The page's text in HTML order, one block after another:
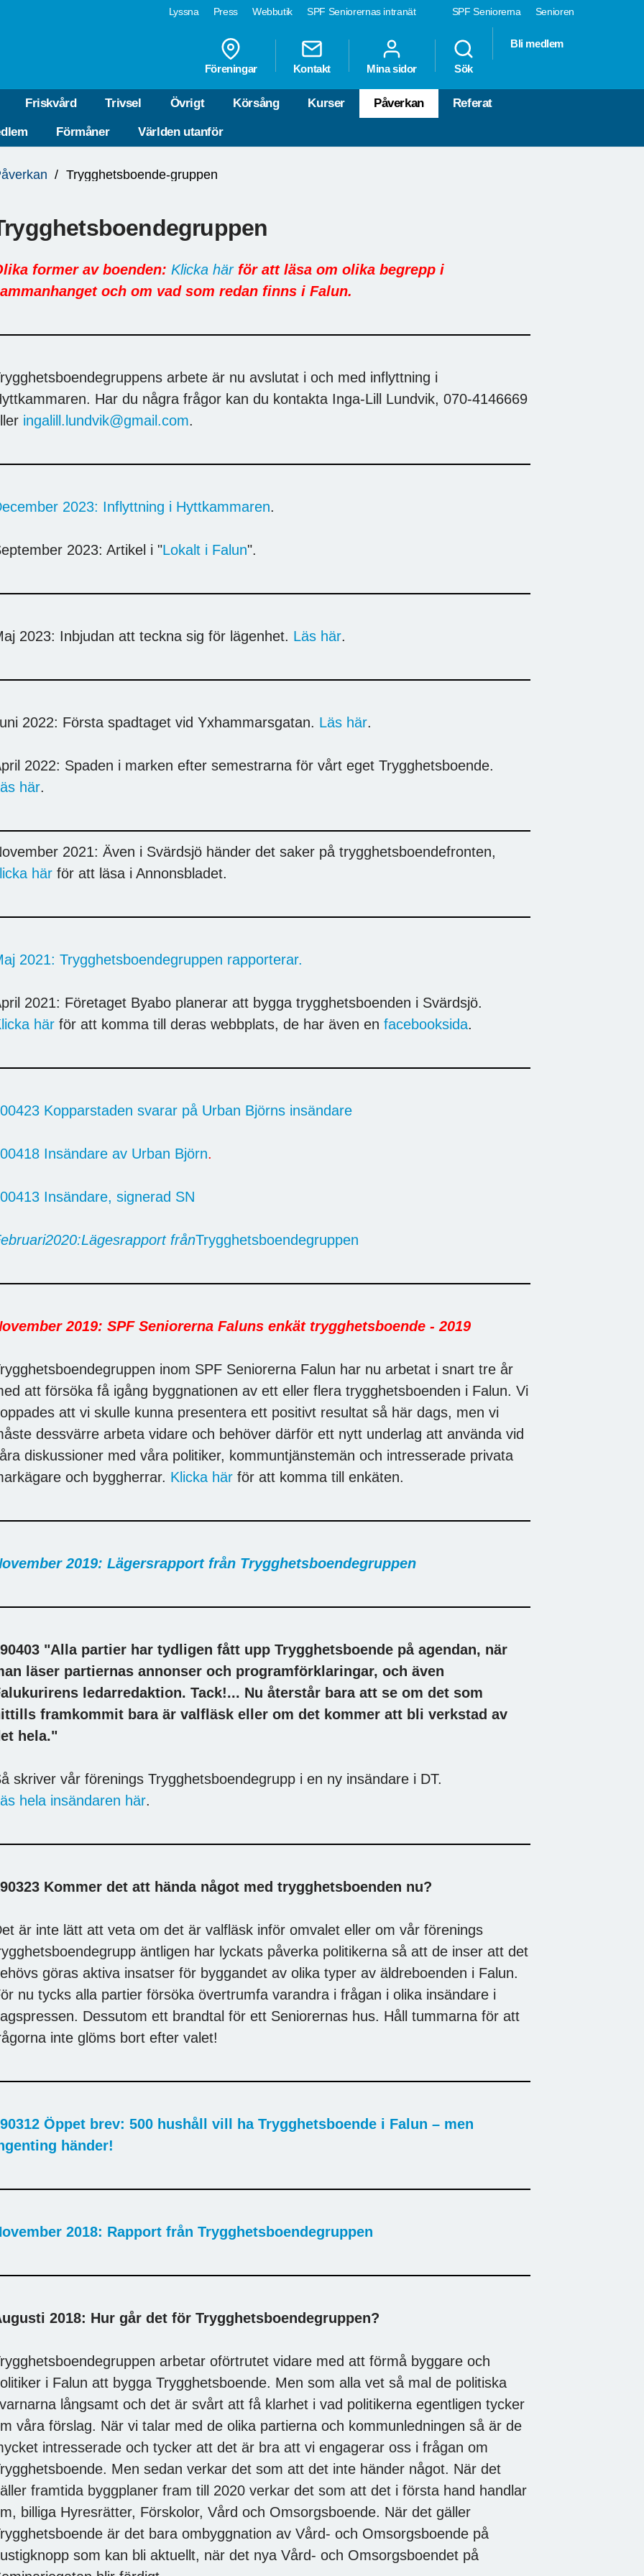
SPF Seniorerna Senioren
Lyssna Press Webbutik SPF Seniorernas intranät
Föreningar Kontakt Mina sidor Sök
Bli medlem
Friskvård Trivsel Övrigt Körsång Kurser Påverkan Referat
Förmåner Världen utanför
Trygghetsboende-gruppen
former av boenden: Klicka härför att läsa om olika begrepp i
och om vad som redan finns i Falun.
arbete är nu avslutat i och med inflyttning i
Har du några frågor kan du kontakta Inga-Lill Lundvik, 070-4146669
ingalill.lundvik@gmail.com.
2023: Inflyttning i Hyttkammaren.
2023: Artikel i "Lokalt i Falun".
2023: Inbjudan att teckna sig för lägenhet. Läs här.
2022: Första spadtaget vid Yxhammarsgatan. Läs här.
2022: Spaden i marken efter semestrarna för vårt eget Trygghetsboende.
här.
2021: Även i Svärdsjö händer det saker på trygghetsboendefronten,
här för att läsa i Annonsbladet.
2021: Trygghetsboendegruppen rapporterar.
2021: Företaget Byabo planerar att bygga trygghetsboenden i Svärdsjö.
här för att komma till deras webbplats, de har även en facebooksida.
Kopparstaden svarar på Urban Björns insändare
Insändare av Urban Björn.
Insändare, signerad SN
2020:Lägesrapport frånTrygghetsboendegruppen
2019: SPF Seniorerna Faluns enkät trygghetsboende - 2019
inom SPF Seniorerna Falun har nu arbetat i snart tre år
att försöka få igång byggnationen av ett eller flera trygghetsboenden i Falun. Vi
att vi skulle kunna presentera ett positivt resultat så här dags, men vi
dessvärre arbeta vidare och behöver därför ett nytt underlag att använda vid
diskussioner med våra politiker, kommuntjänstemän och intresserade privata
och byggherrar. Klicka här för att komma till enkäten.
2019: Lägersrapport från Trygghetsboendegruppen
"Alla partier har tydligen fått upp Trygghetsboende på agendan, när
läser partiernas annonser och programförklaringar, och även
ledarredaktion. Tack!... Nu återstår bara att se om det som
framkommit bara är valfläsk eller om det kommer att bli verkstad av
hela."
skriver vår förenings Trygghetsboendegrupp i en ny insändare i DT.
hela insändaren här.
Kommer det att hända något med trygghetsboenden nu?
är inte lätt att veta om det är valfläsk inför omvalet eller om vår förenings
äntligen har lyckats påverka politikerna så att de inser att det
göras aktiva insatser för byggandet av olika typer av äldreboenden i Falun.
nu tycks alla partier försöka övertrumfa varandra i frågan i olika insändare i
Dessutom ett brandtal för ett Seniorernas hus. Håll tummarna för att
inte glöms bort efter valet!
Öppet brev: 500 hushåll vill ha Trygghetsboende i Falun – men
händer!
2018: Rapport från Trygghetsboendegruppen
2018: Hur går det för Trygghetsboendegruppen?
arbetar oförtrutet vidare med att förmå byggare och
i Falun att bygga Trygghetsboende. Men som alla vet så mal de politiska
långsamt och det är svårt att få klarhet i vad politikerna egentligen tycker
våra förslag. När vi talar med de olika partierna och kommunledningen så är de
intresserade och tycker att det är bra att vi engagerar oss i frågan om
Men sedan verkar det som att det inte händer något. När det
framtida byggplaner fram till 2020 verkar det som att det i första hand handlar
billiga Hyresrätter, Förskolor, Vård och Omsorgsboende. När det gäller
är det bara ombyggnation av Vård- och Omsorgsboende på
som kan bli aktuellt, när det nya Vård- och Omsorgsboendet på